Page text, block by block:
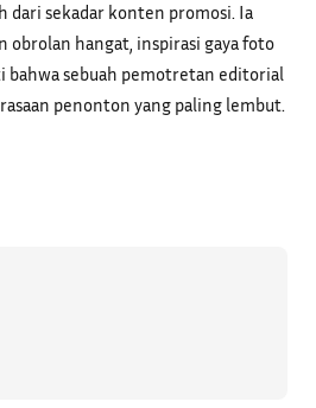
dari sekadar konten promosi. Ia
obrolan hangat, inspirasi gaya foto
bahwa sebuah pemotretan editorial
penonton yang paling lembut.